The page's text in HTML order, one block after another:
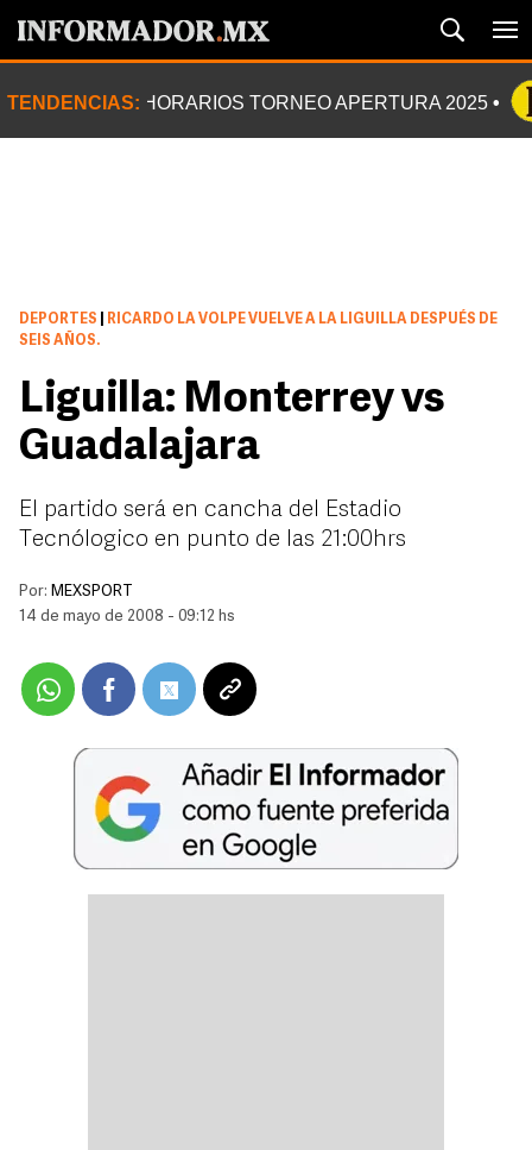
TENDENCIAS: HORARIOS TORNEO APERTURA 2025
DEPORTES
RICARDO LA VOLPE VUELVE A LA LIGUILLA DESPUÉS DE
SEIS AÑOS.
Liguilla: Monterrey vs
Guadalajara
El partido será en cancha del Estadio
Tecnólogico en punto de las 21:00hrs
Por: MEXSPORT
14 de mayo de 2008 - 09:12 hs